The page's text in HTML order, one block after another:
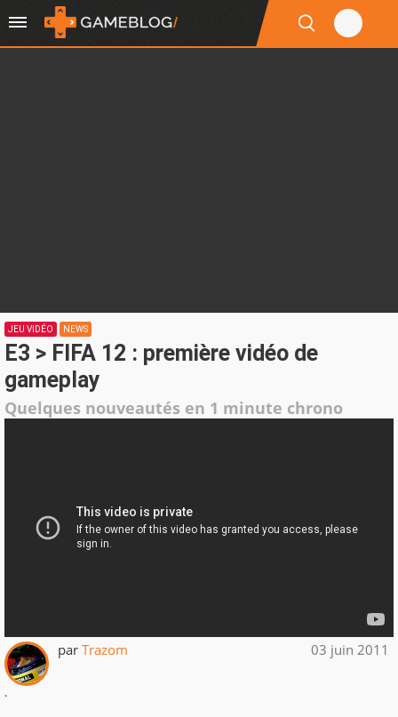
JEU VIDÉO NEWS
E3 > FIFA 12 : première vidéo de
gameplay
Quelques nouveautés en 1 minute chrono
par Trazom 03 juin 2011
.